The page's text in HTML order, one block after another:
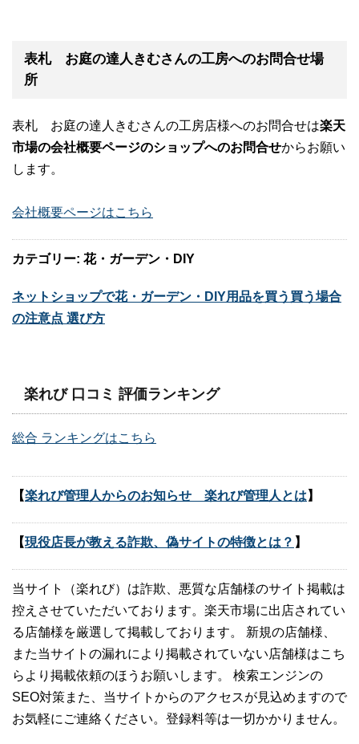
表札 お庭の達人きむさんの工房へのお問合せ場
所
表札 お庭の達人きむさんの工房店様へのお問合せは楽天
市場の会社概要ページのショップへのお問合せからお願い
します。
会社概要ページはこちら
カテゴリー: 花・ガーデン・DIY
ネットショップで花・ガーデン・DIY用品を買う買う場合
の注意点 選び方
楽れび 口コミ 評価ランキング
総合 ランキングはこちら
【楽れび管理人からのお知らせ 楽れび管理人とは 】
【現役店長が教える詐欺、偽サイトの特徴とは？ 】
当サイト（楽れび）は詐欺、悪質な店舗様のサイト掲載は
控えさせていただいております。楽天市場に出店されてい
る店舗様を厳選して掲載しております。 新規の店舗様、
また当サイトの漏れにより掲載されていない店舗様はこち
らより掲載依頼のほうお願いします。 検索エンジンの
SEO対策また、当サイトからのアクセスが見込めますので
お気軽にご連絡ください。登録料等は一切かかりません。